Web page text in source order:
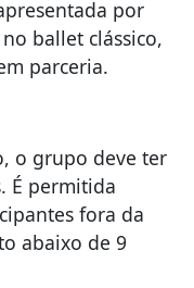
por
ballet clássico,
parceria.
o grupo deve ter
É permitida
fora da
abaixo de 9